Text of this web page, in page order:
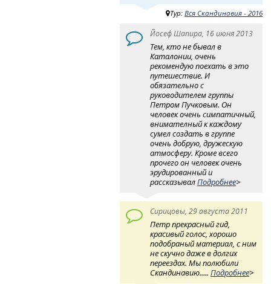
Тур:Вся Скандинавия - 2016
Йосеф Шапира, 16 июня 2013
Тем, кто не бывал в
Каталонии, очень
рекомендую поехать в это
путешествие. И
обязательно с
руководителем группы
Петром Пучковым. Он
человек очень симпатичный,
внимателный к каждому
сумел создать в группе
очень добрую, дружескую
атмосферу. Кроме всего
прочего он человек очень
эрудированный и
рассказывалПодробнее>
Сирицовы, 29 августа 2011
Петр прекрасный гид,
красивый голос, хорошо
подобраный материал, с ним
не скучно даже в долгих
переездах. Мы полюбили
Скандинавию.....Подробнее>